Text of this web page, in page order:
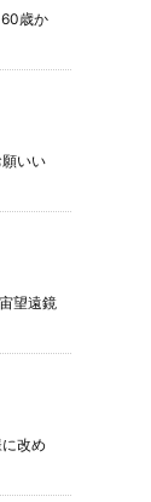
歳か
いい
望遠鏡
改め